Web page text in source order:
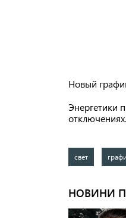
Новый
Энергетики
отключениях.
свет